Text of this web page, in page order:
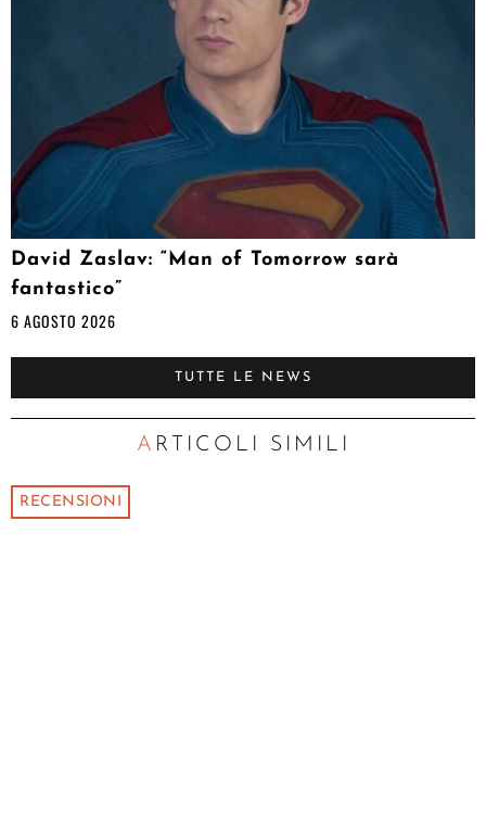
David Zaslav: “Man of Tomorrow sarà
fantastico”
6 AGOSTO 2026
TUTTE LE NEWS
ARTICOLI SIMILI
RECENSIONI